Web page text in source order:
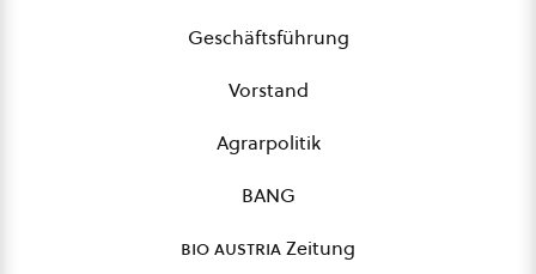
Geschäftsführung
Vorstand
Agrarpolitik
BANG
bio austriaZeitung